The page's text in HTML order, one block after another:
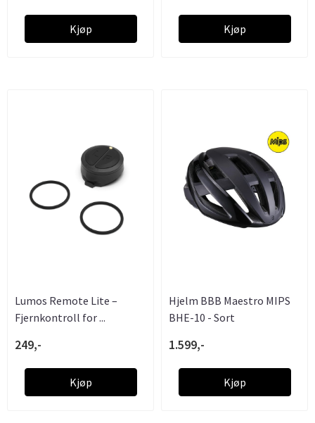
Kjøp Kjøp
Lumos Remote Lite –
Fjernkontroll for ...
249,-
Kjøp
Hjelm BBB Maestro MIPS
BHE-10 - Sort
1.599,-
Kjøp